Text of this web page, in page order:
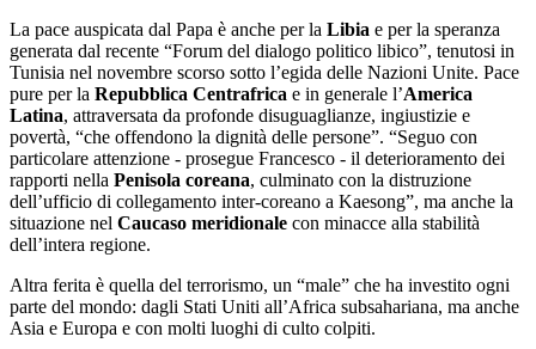
La pace auspicata dal Papa è anche per la Libia e per la speranza
generata dal recente “Forum del dialogo politico libico”, tenutosi in
Tunisia nel novembre scorso sotto l’egida delle Nazioni Unite. Pace
pure per la Repubblica Centrafrica e in generale l’America
Latina, attraversata da profonde disuguaglianze, ingiustizie e
povertà, “che offendono la dignità delle persone”. “Seguo con
particolare attenzione - prosegue Francesco - il deterioramento dei
rapporti nella Penisola coreana, culminato con la distruzione
dell’ufficio di collegamento inter-coreano a Kaesong”, ma anche la
situazione nel Caucaso meridionale con minacce alla stabilità
dell’intera regione.
Altra ferita è quella del terrorismo, un “male” che ha investito ogni
parte del mondo: dagli Stati Uniti all’Africa subsahariana, ma anche
Asia e Europa e con molti luoghi di culto colpiti.